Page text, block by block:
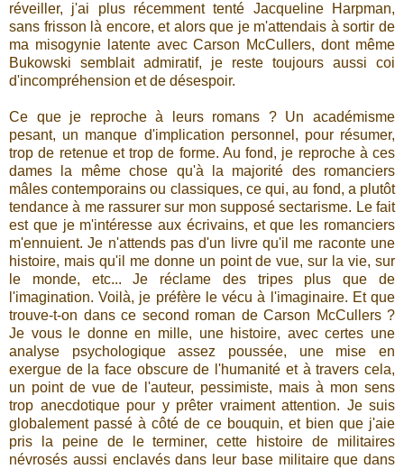
réveiller, j'ai plus récemment tenté Jacqueline Harpman,
sans frisson là encore, et alors que je m'attendais à sortir de
ma misogynie latente avec Carson McCullers, dont même
Bukowski semblait admiratif, je reste toujours aussi coi
d'incompréhension et de désespoir.
Ce que je reproche à leurs romans ? Un académisme
pesant, un manque d'implication personnel, pour résumer,
trop de retenue et trop de forme. Au fond, je reproche à ces
dames la même chose qu'à la majorité des romanciers
mâles contemporains ou classiques, ce qui, au fond, a plutôt
tendance à me rassurer sur mon supposé sectarisme. Le fait
est que je m'intéresse aux écrivains, et que les romanciers
m'ennuient. Je n'attends pas d'un livre qu'il me raconte une
histoire, mais qu'il me donne un point de vue, sur la vie, sur
le monde, etc... Je réclame des tripes plus que de
l'imagination. Voilà, je préfère le vécu à l'imaginaire. Et que
trouve-t-on dans ce second roman de Carson McCullers ?
Je vous le donne en mille, une histoire, avec certes une
analyse psychologique assez poussée, une mise en
exergue de la face obscure de l'humanité et à travers cela,
un point de vue de l'auteur, pessimiste, mais à mon sens
trop anecdotique pour y prêter vraiment attention. Je suis
globalement passé à côté de ce bouquin, et bien que j'aie
pris la peine de le terminer, cette histoire de militaires
névrosés aussi enclavés dans leur base militaire que dans